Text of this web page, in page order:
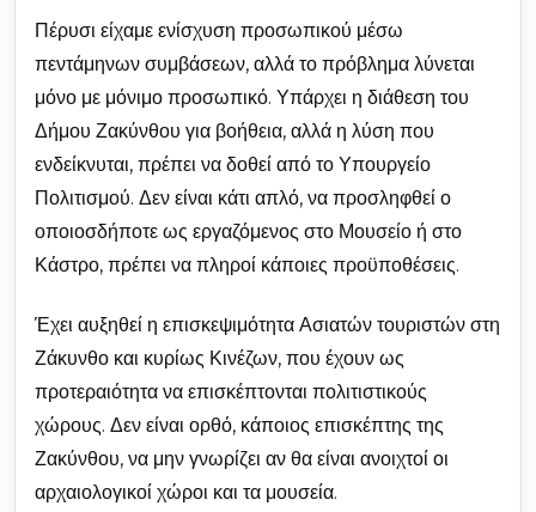
Πέρυσι είχαμε ενίσχυση προσωπικού μέσω
πεντάμηνων συμβάσεων, αλλά το πρόβλημα λύνεται
μόνο με μόνιμο προσωπικό. Υπάρχει η διάθεση του
Δήμου Ζακύνθου για βοήθεια, αλλά η λύση που
ενδείκνυται, πρέπει να δοθεί από το Υπουργείο
Πολιτισμού. Δεν είναι κάτι απλό, να προσληφθεί ο
οποιοσδήποτε ως εργαζόμενος στο Μουσείο ή στο
Κάστρο, πρέπει να πληροί κάποιες προϋποθέσεις.
Έχει αυξηθεί η επισκεψιμότητα Ασιατών τουριστών στη
Ζάκυνθο και κυρίως Κινέζων, που έχουν ως
προτεραιότητα να επισκέπτονται πολιτιστικούς
χώρους. Δεν είναι ορθό, κάποιος επισκέπτης της
Ζακύνθου, να μην γνωρίζει αν θα είναι ανοιχτοί οι
αρχαιολογικοί χώροι και τα μουσεία.